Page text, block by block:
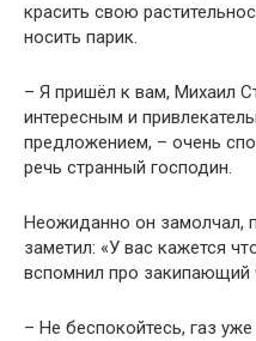
красить свою
носить парик.
– Я пришёл к вам, Михаил
интересным и
предложением, – очень
речь странный господин.
Неожиданно он замолчал,
заметил: «У вас кажется
вспомнил про закипающий
– Не беспокойтесь, газ